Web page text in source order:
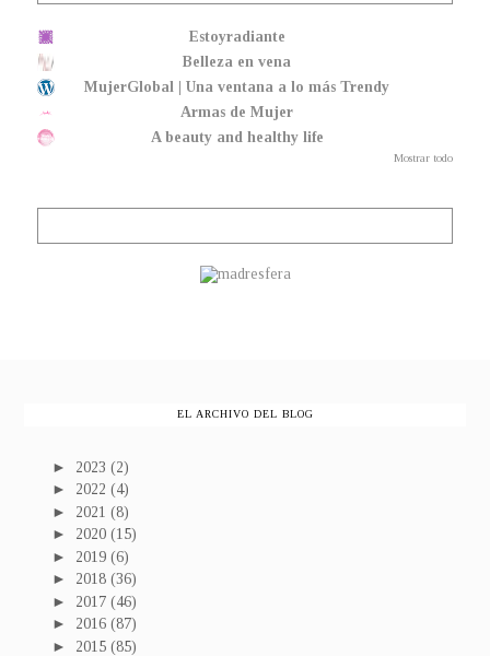
Estoyradiante
Belleza en vena
MujerGlobal | Una ventana a lo más Trendy
Armas de Mujer
A beauty and healthy life
Mostrar todo
EL ARCHIVO DEL BLOG
► 2023 (2)
► 2022 (4)
► 2021 (8)
► 2020 (15)
► 2019 (6)
► 2018 (36)
► 2017 (46)
► 2016 (87)
► 2015 (85)